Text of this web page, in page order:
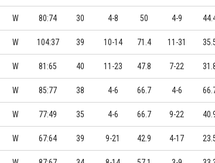
W 80:74 30 4-8 50 4-9
W 104:37 39 10-14 71.4 11-31
W 81:65 40 11-23 47.8 7-22
W 85:77 38 4-6 66.7 4-6
W 77:49 35 4-6 66.7 9-22
W 67:64 39 9-21 42.9 4-17